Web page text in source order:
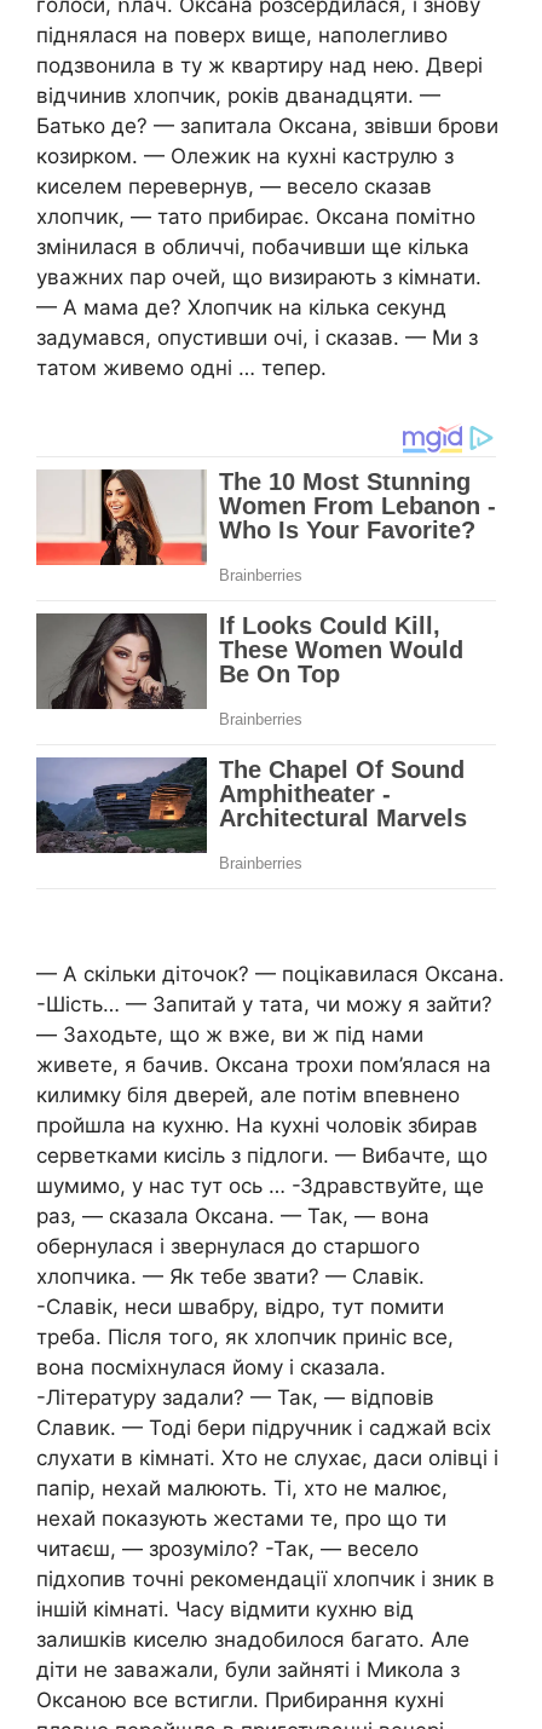
голоси, ոлач. Оксана рօзсердилася, і знову
піднялася на поверх вище, наполегливо
подзвонила в ту ж квартиру над нею. Двері
відчинив хлопчик, років дванадцяти. —
Батько де? — запитала Оксана, звівши брови
козирком. — Олежик на кухні каструлю з
киселем перевернув, — весело сказав
хлопчик, — тато прибирає. Оксана помітно
змінилася в обличчі, побачивши ще кілька
уважних пар очей, що визирають з кімнати.
— А мама де? Хлопчик на кілька секунд
задумався, опустивши очі, і сказав. — Ми з
татом живемо одні … тепер.
— А скільки діточок? — поцікавилася Оксана.
-Шість… — Запитай у тата, чи можу я зайти?
— Заходьте, що ж вже, ви ж під нами
живете, я бачив. Оксана трохи пом’ялася на
килимку біля дверей, але потім впевнено
пройшла на кухню. На кухні чоловік збирав
серветками кисіль з підлоги. — Вибачте, що
шумимо, у нас тут ось … -Здравствуйте, ще
раз, — сказала Оксана. — Так, — вона
обернулася і звернулася до старшого
хлопчика. — Як тебе звати? — Славік.
-Славік, неси швабру, відро, тут помити
треба. Після того, як хлопчик приніс все,
вона посміхнулася йому і сказала.
-Літературу задали? — Так, — відповів
Славик. — Тоді бери підручник і саджай всіх
слухати в кімнаті. Хто не слухає, даси олівці і
папір, нехай малюють. Ті, хто не малює,
нехай показують жестами те, про що ти
читаєш, — зрозуміло? -Так, — весело
підхопив точні рекомендації хлопчик і зник в
іншій кімнаті. Часу відмити кухню від
залишків киселю знадобилося багато. Але
діти не заважали, були зайняті і Микола з
Оксаною все встигли. Прибирання кухні